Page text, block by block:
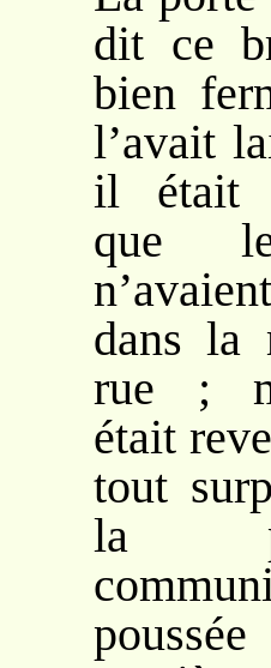
dit ce
bien
l’avait
il était
que
dans la
rue ;
était
tout
la